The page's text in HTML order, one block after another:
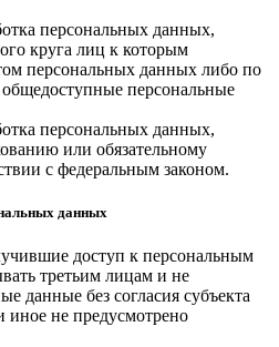
персональных данных,
круга лиц к которым
персональных данных либо по
персональные
персональных данных,
или обязательному
с федеральным законом.
данных
доступ к персональным
третьим лицам и не
данные без согласия субъекта
иное не предусмотрено